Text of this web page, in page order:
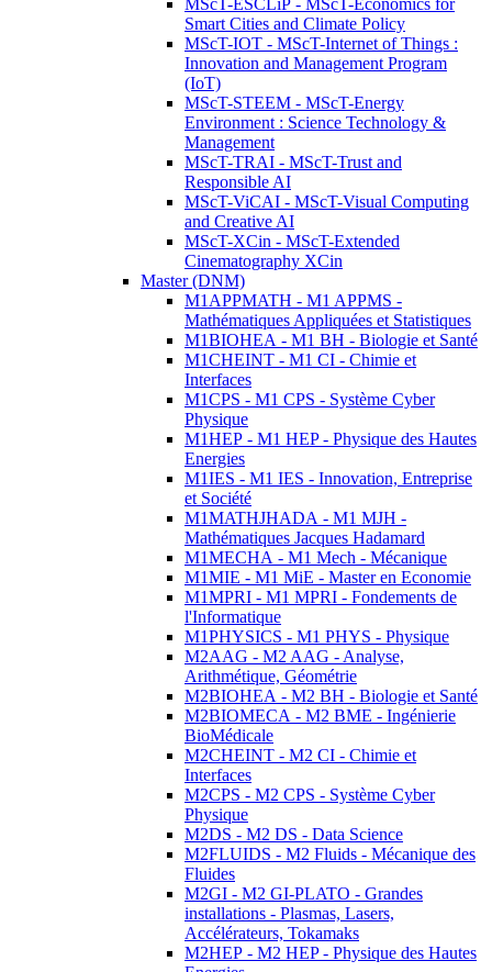
MScT-ESCLiP - MScT-Economics for
Smart Cities and Climate Policy
MScT-IOT - MScT-Internet of Things :
Innovation and Management Program
(IoT)
MScT-STEEM - MScT-Energy
Environment : Science Technology &
Management
MScT-TRAI - MScT-Trust and
Responsible AI
MScT-ViCAI - MScT-Visual Computing
and Creative AI
MScT-XCin - MScT-Extended
Cinematography XCin
Master (DNM)
M1APPMATH - M1 APPMS -
Mathématiques Appliquées et Statistiques
M1BIOHEA - M1 BH - Biologie et Santé
M1CHEINT - M1 CI - Chimie et
Interfaces
M1CPS - M1 CPS - Système Cyber
Physique
M1HEP - M1 HEP - Physique des Hautes
Energies
M1IES - M1 IES - Innovation, Entreprise
et Société
M1MATHJHADA - M1 MJH -
Mathématiques Jacques Hadamard
M1MECHA - M1 Mech - Mécanique
M1MIE - M1 MiE - Master en Economie
M1MPRI - M1 MPRI - Fondements de
l'Informatique
M1PHYSICS - M1 PHYS - Physique
M2AAG - M2 AAG - Analyse,
Arithmétique, Géométrie
M2BIOHEA - M2 BH - Biologie et Santé
M2BIOMECA - M2 BME - Ingénierie
BioMédicale
M2CHEINT - M2 CI - Chimie et
Interfaces
M2CPS - M2 CPS - Système Cyber
Physique
M2DS - M2 DS - Data Science
M2FLUIDS - M2 Fluids - Mécanique des
Fluides
M2GI - M2 GI-PLATO - Grandes
installations - Plasmas, Lasers,
Accélérateurs, Tokamaks
M2HEP - M2 HEP - Physique des Hautes